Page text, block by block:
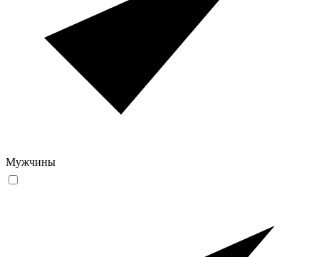
Мужчины